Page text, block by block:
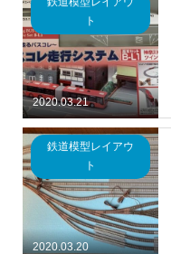
2020.03.21
ト
2020.03.20
鉄道模型レイアウ
ト